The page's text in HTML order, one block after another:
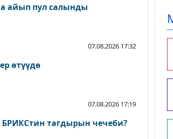
айып пул салынды
07.08.2026 17:32
өтүүдө
07.08.2026 17:19
тагдырын чечеби?